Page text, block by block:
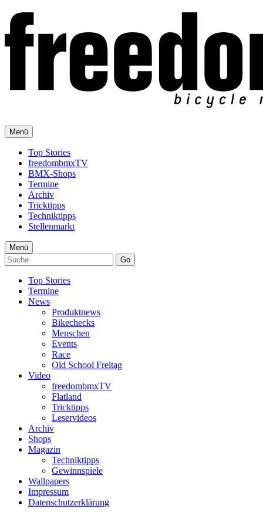
Menü
Top Stories
freedombmxTV
BMX-Shops
Termine
Archiv
Tricktipps
Techniktipps
Stellenmarkt
Menü
Go
Top Stories
Termine
News
Produktnews
Bikechecks
Menschen
Events
Race
Old School Freitag
Video
freedombmxTV
Flatland
Tricktipps
Leservideos
Archiv
Shops
Magazin
Techniktipps
Gewinnspiele
Wallpapers
Impressum
Datenschutzerklärung